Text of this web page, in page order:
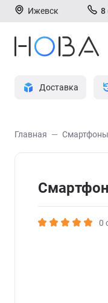
Ижевск 8
Доставка
Главная
0